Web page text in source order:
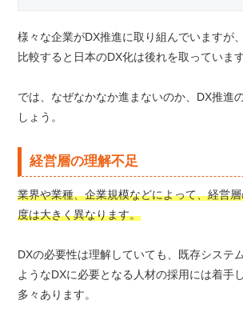
様々な企業がDX推進に取り組んでいますが
比較すると日本のDX化は後れを取っています
では、なぜなかなか進まないのか、DX推進
しょう。
経営層の理解不足
業界や業種、企業規模などによって、経営
度は大きく異なります。
DXの必要性は理解していても、既存システ
ようなDXに必要となる人材の採用には着手
多々あります。